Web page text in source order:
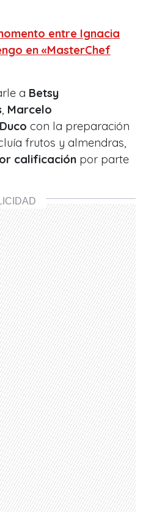
entre Ignacia
en «MasterChef
a Betsy
, Marcelo
con la preparación
frutos y almendras,
calificación por parte